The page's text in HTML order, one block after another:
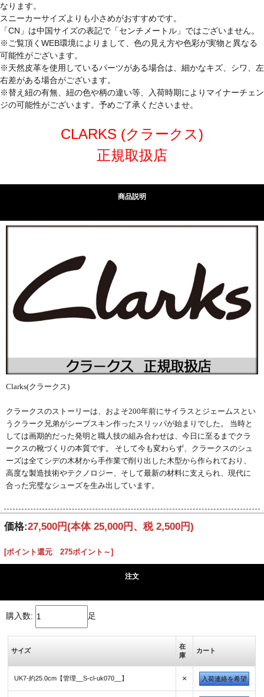
なります。
スニーカーサイズよりも小さめがおすすめです。
「CN」は中国サイズの表記で「センチメートル」ではございません。
※ご覧頂くWEB環境によりまして、色の見え方や色彩が実物と異なる
可能性がございます。
※天然皮革を使用しているパーツがある場合は、細かなキズ、シワ、左
右差がある場合がございます。
※替え紐の有無、紐の色や柄の違い等、入荷時期によりマイナーチェン
ジの可能性がございます。予めご了承くださいませ。
CLARKS (クラークス)
正規取扱店
商品説明
Clarks(クラークス)
クラークスのストーリーは、およそ200年前にサイラスとジェームスとい
うクラーク兄弟がシープスキン作ったスリッパが始まりでした。 当時と
しては画期的だった発明と職人技の組み合わせは、今日に至るまでクラ
ークスの靴づくりの本質です。 そして今も変わらず、クラークスのシュ
ーズは全てシデの木材から手作業で削り出した木型から作られており、
高度な製造技術やテクノロジー、そして最新の材料に支えられ、現代に
合った完璧なシューズを生み出しています。
価格:27,500円(本体 25,000円、税 2,500円)
[ポイント還元 275ポイント～]
注文
購入数: 足
サイズ
在
庫
カート
UK7-約25.0cm【管理__S-cl-uk070__】 × 入荷連絡を希望